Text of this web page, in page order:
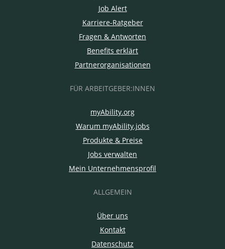
Job Alert
Karriere-Ratgeber
Fragen & Antworten
Benefits erklärt
Partnerorganisationen
FÜR ARBEITGEBER:INNEN
myAbility.org
Warum myAbility.jobs
Produkte & Preise
Jobs verwalten
Mein Unternehmensprofil
ALLGEMEIN
Über uns
Kontakt
Datenschutz